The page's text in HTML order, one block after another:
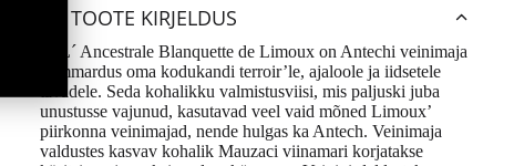
TOOTE KIRJELDUS
M L´ Ancestrale Blanquette de Limoux on Antechi veinimaja
kummardus oma kodukandi terroir’le, ajaloole ja iidsetele
tavadele. Seda kohalikku valmistusviisi, mis paljuski juba
unustusse vajunud, kasutavad veel vaid mõned Limoux’
piirkonna veinimajad, nende hulgas ka Antech. Veinimaja
valdustes kasvav kohalik Mauzaci viinamari korjatakse